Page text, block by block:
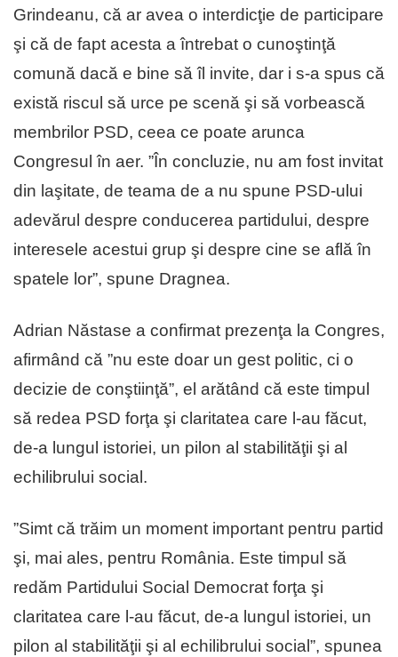
Grindeanu, că ar avea o interdicţie de participare
şi că de fapt acesta a întrebat o cunoştinţă
comună dacă e bine să îl invite, dar i s-a spus că
există riscul să urce pe scenă şi să vorbească
membrilor PSD, ceea ce poate arunca
Congresul în aer. ”În concluzie, nu am fost invitat
din laşitate, de teama de a nu spune PSD-ului
adevărul despre conducerea partidului, despre
interesele acestui grup şi despre cine se află în
spatele lor”, spune Dragnea.
Adrian Năstase a confirmat prezenţa la Congres,
afirmând că ”nu este doar un gest politic, ci o
decizie de conştiinţă”, el arătând că este timpul
să redea PSD forţa şi claritatea care l-au făcut,
de-a lungul istoriei, un pilon al stabilităţii şi al
echilibrului social.
”Simt că trăim un moment important pentru partid
şi, mai ales, pentru România. Este timpul să
redăm Partidului Social Democrat forţa şi
claritatea care l-au făcut, de-a lungul istoriei, un
pilon al stabilităţii şi al echilibrului social”, spunea